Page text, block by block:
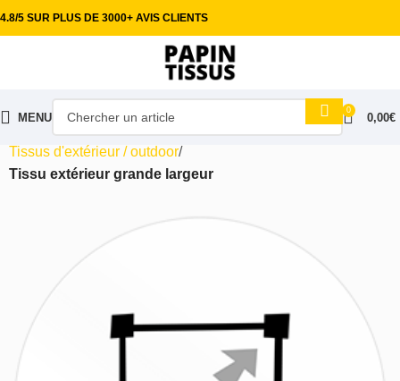
4.8/5 SUR PLUS DE 3000+ AVIS CLIENTS
MENU
0
0,00€
Tissus d'extérieur / outdoor
Tissu extérieur grande largeur